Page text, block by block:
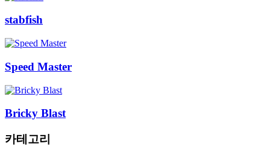
stabfish
Speed Master
Bricky Blast
카테고리